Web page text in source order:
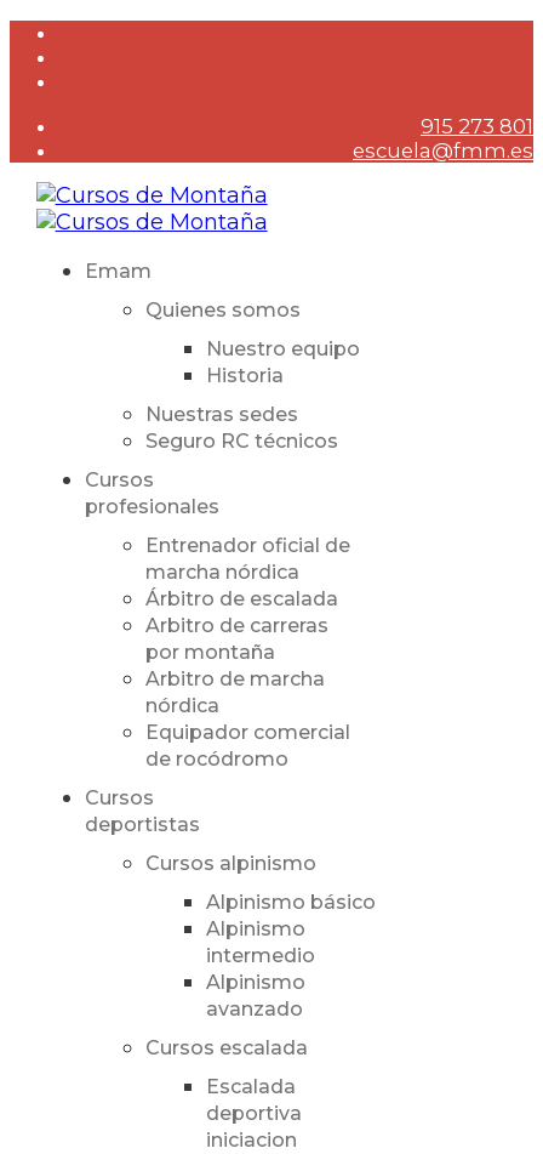
915 273 801
escuela@fmm.es
Emam
Quienes somos
Nuestro equipo
Historia
Nuestras sedes
Seguro RC técnicos
Cursos
profesionales
Entrenador oficial de
marcha nórdica
Árbitro de escalada
Arbitro de carreras
por montaña
Arbitro de marcha
nórdica
Equipador comercial
de rocódromo
Cursos
deportistas
Cursos alpinismo
Alpinismo básico
Alpinismo
intermedio
Alpinismo
avanzado
Cursos escalada
Escalada
deportiva
iniciacion